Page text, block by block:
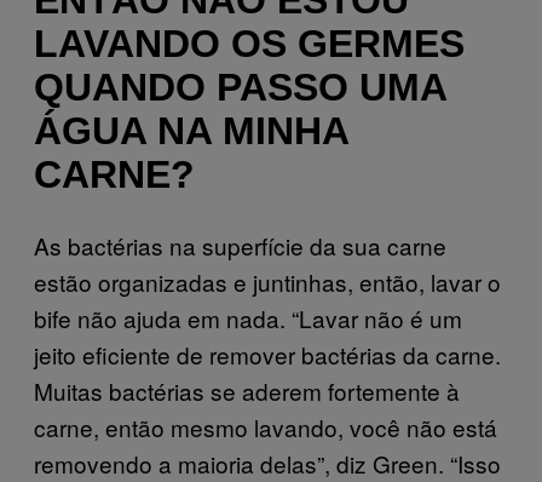
LAVANDO OS GERMES
QUANDO PASSO UMA
ÁGUA NA MINHA
CARNE?
As bactérias na superfície da sua carne
estão organizadas e juntinhas, então, lavar o
bife não ajuda em nada. “Lavar não é um
jeito eficiente de remover bactérias da carne.
Muitas bactérias se aderem fortemente à
carne, então mesmo lavando, você não está
removendo a maioria delas”, diz Green. “Isso